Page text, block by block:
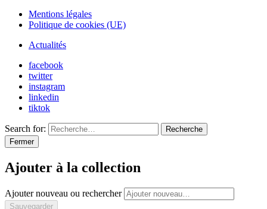
Mentions légales
Politique de cookies (UE)
Actualités
facebook
twitter
instagram
linkedin
tiktok
Search for:
Recherche
Fermer
Ajouter à la collection
Ajouter nouveau ou rechercher